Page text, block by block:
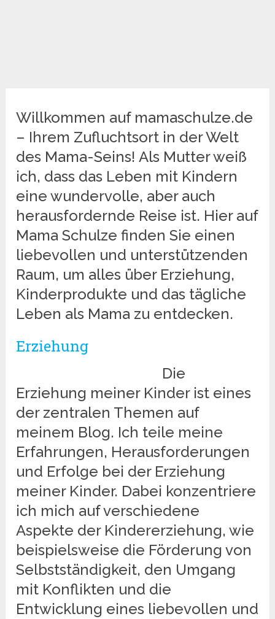
Willkommen auf mamaschulze.de
– Ihrem Zufluchtsort in der Welt
des Mama-Seins! Als Mutter weiß
ich, dass das Leben mit Kindern
eine wundervolle, aber auch
herausfordernde Reise ist. Hier auf
Mama Schulze finden Sie einen
liebevollen und unterstützenden
Raum, um alles über Erziehung,
Kinderprodukte und das tägliche
Leben als Mama zu entdecken.
Erziehung
Die
Erziehung meiner Kinder ist eines
der zentralen Themen auf
meinem Blog. Ich teile meine
Erfahrungen, Herausforderungen
und Erfolge bei der Erziehung
meiner Kinder. Dabei konzentriere
ich mich auf verschiedene
Aspekte der Kindererziehung, wie
beispielsweise die Förderung von
Selbstständigkeit, den Umgang
mit Konflikten und die
Entwicklung eines liebevollen und